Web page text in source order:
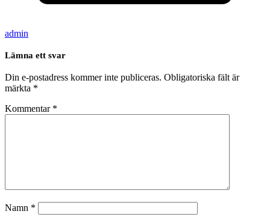
admin
Lämna ett svar
Din e-postadress kommer inte publiceras. Obligatoriska fält är
märkta *
Kommentar *
Namn *